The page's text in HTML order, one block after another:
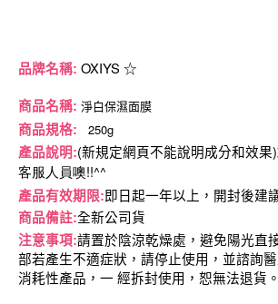
品牌名稱: OXIYS ☆
商品名稱: 淨白保濕面膜
商品規格: 250g
產品說明:(新規定網頁不能說明成分和效果
客服人員噢!!^^
產品有效期限:即日起一年以上，開封後建
商品備註:全新公司貨
注意事項:請置於陰涼乾燥處，避免陽光直
部若產生不適症狀，請停止使用，並諮詢
消耗性產品，一 經拆封使用，恕無法退貨。